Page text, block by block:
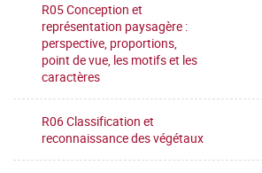
R05 Conception et
représentation paysagère :
perspective, proportions,
point de vue, les motifs et les
caractères
R06 Classification et
reconnaissance des végétaux